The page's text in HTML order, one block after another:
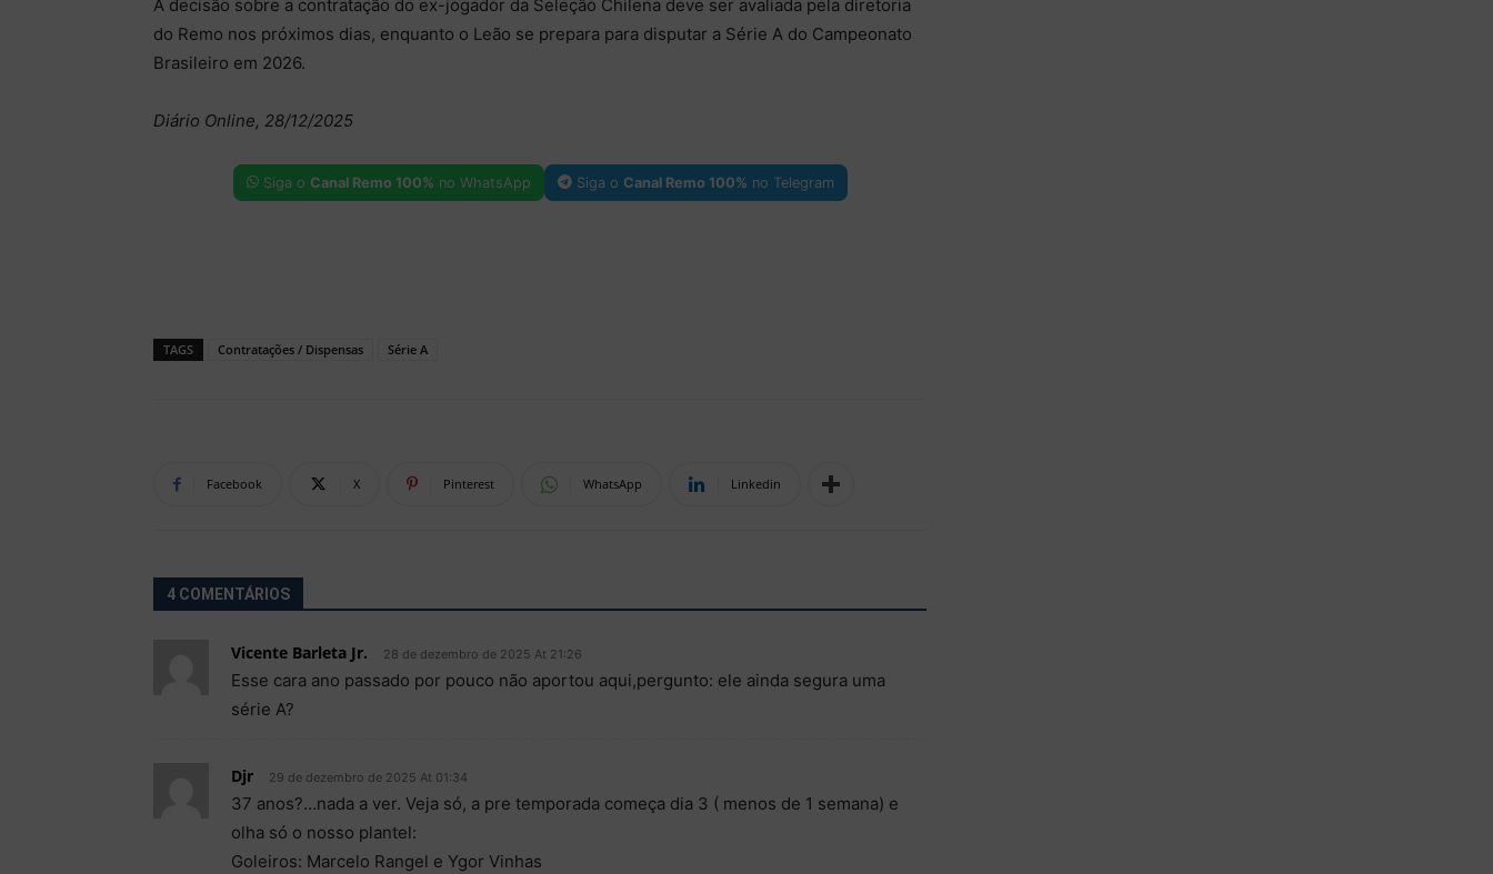
A decisão sobre a contratação do ex-jogador da Seleção Chilena deve ser avaliada pela diretoria
do Remo nos próximos dias, enquanto o Leão se prepara para disputar a Série A do Campeonato
Brasileiro em 2026.
Diário Online, 28/12/2025
Siga o Canal Remo 100% no WhatsApp Siga o Canal Remo 100% no Telegram
TAGS Contratações / Dispensas Série A
Facebook X Pinterest WhatsApp Linkedin
4 COMENTÁRIOS
Vicente Barleta Jr. 28 de dezembro de 2025 At 21:26
Esse cara ano passado por pouco não aportou aqui,pergunto: ele ainda segura uma
série A?
Djr 29 de dezembro de 2025 At 01:34
37 anos?…nada a ver. Veja só, a pre temporada começa dia 3 ( menos de 1 semana) e
olha só o nosso plantel:
Goleiros: Marcelo Rangel e Ygor Vinhas